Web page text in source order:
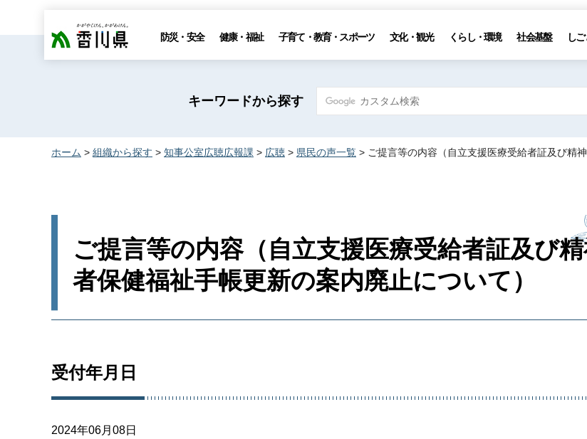
香川県 防災・安全 健康・福祉 子育て・教育・スポーツ 文化・観光 くらし・環境 社会基盤 し
キーワードから探す
ホーム > 組織から探す > 知事公室広聴広報課 > 広聴 > 県民の声一覧 > ご提言等の内容（自立支援医療受給者証及び精
ご提言等の内容（自立支援医療受給者証及び
者保健福祉手帳更新の案内廃止について）
受付年月日
2024年06月08日